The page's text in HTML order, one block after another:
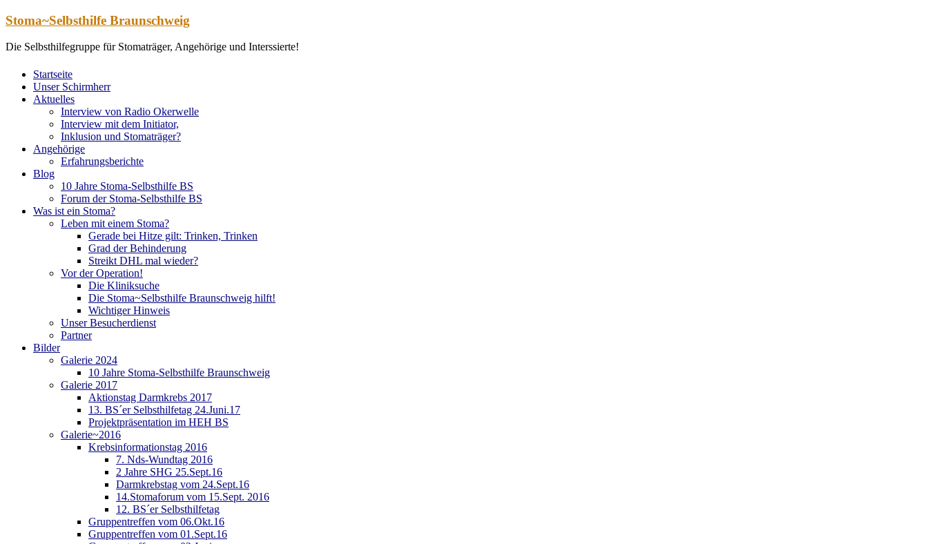
Zum
springen
Stoma~Selbsthilfe Braunschweig
Die Selbsthilfegruppe für Stomaträger, Angehörige und Interssierte!
Startseite
Unser Schirmherr
Aktuelles
Interview von Radio Okerwelle
Interview mit dem Initiator,
Inklusion und Stomaträger?
Angehörige
Erfahrungsberichte
Blog
10 Jahre Stoma-Selbsthilfe BS
Forum der Stoma-Selbsthilfe BS
Was ist ein Stoma?
Leben mit einem Stoma?
Gerade bei Hitze gilt: Trinken, Trinken
Grad der Behinderung
Streikt DHL mal wieder?
Vor der Operation!
Die Kliniksuche
Die Stoma~Selbsthilfe Braunschweig hilft!
Wichtiger Hinweis
Unser Besucherdienst
Partner
Bilder
Galerie 2024
10 Jahre Stoma-Selbsthilfe Braunschweig
Galerie 2017
Aktionstag Darmkrebs 2017
13. BS´er Selbsthilfetag 24.Juni.17
Projektpräsentation im HEH BS
Galerie~2016
Krebsinformationstag 2016
7. Nds-Wundtag 2016
2 Jahre SHG 25.Sept.16
Darmkrebstag vom 24.Sept.16
14.Stomaforum vom 15.Sept. 2016
12. BS´er Selbsthilfetag
Gruppentreffen vom 06.Okt.16
Gruppentreffen vom 01.Sept.16